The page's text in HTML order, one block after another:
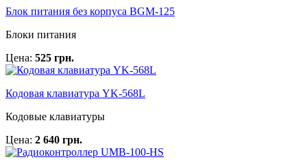
Блок питания без корпуса BGM-125
Блоки питания
Цена: 525 грн.
Кодовая клавиатура YK-568L
Кодовые клавиатуры
Цена: 2 640 грн.